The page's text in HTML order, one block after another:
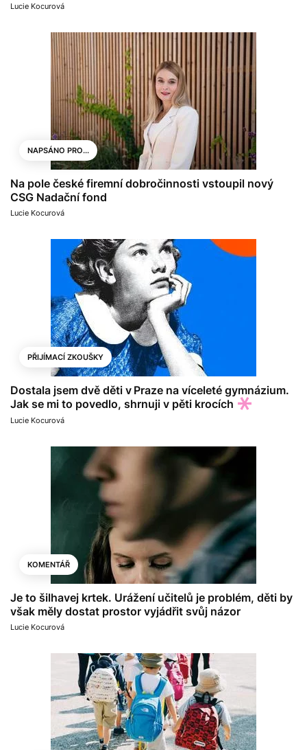
Lucie Kocurová
NAPSÁNO PRO...
Na pole české firemní dobročinnosti vstoupil nový
CSG Nadační fond
Lucie Kocurová
PŘIJÍMACÍ ZKOUŠKY
Dostala jsem dvě děti v Praze na víceleté gymnázium.
Jak se mi to povedlo, shrnuji v pěti krocích
Lucie Kocurová
KOMENTÁŘ
Je to šilhavej krtek. Urážení učitelů je problém, děti by
však měly dostat prostor vyjádřit svůj názor
Lucie Kocurová